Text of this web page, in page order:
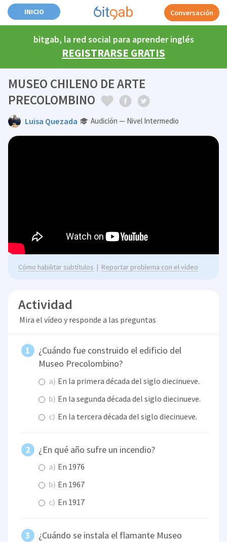
INICIO Conversación
bitgab, la red social para aprender inglés
REGISTRARSE GRATIS
MUSEO CHILENO DE ARTE
PRECOLOMBINO
Luisa Quezada Audición — Nivel Intermedio
Cómo habilitar subtítulos | Reportar problema con el vídeo
Actividad
Mira el vídeo y responde a las preguntas
¿Cuándo fue construido el edificio del
Museo Precolombino?
a) En la primera década del siglo diecinueve.
b) En la segunda década del siglo diecinueve.
c) En la tercera década del siglo diecinueve.
¿En qué año sufre un incendio?
a) En 1976
b) En 1967
c) En 1917
¿Cuándo se instala el flamante Museo